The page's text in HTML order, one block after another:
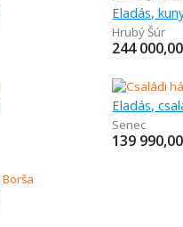
Eladás,
Hrubý Šúr
244 000,00
Eladás,
Senec
139 990,00